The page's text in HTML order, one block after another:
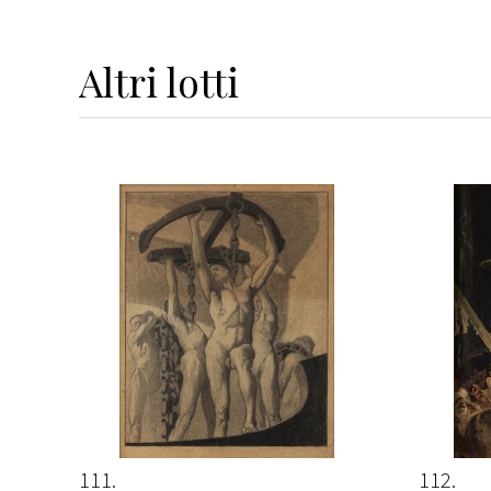
Altri lotti
111 112